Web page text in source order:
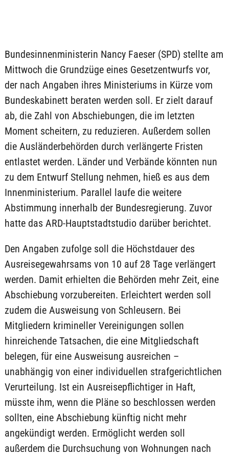
Bundesinnenministerin Nancy Faeser (SPD) stellte am
Mittwoch die Grundzüge eines Gesetzentwurfs vor,
der nach Angaben ihres Ministeriums in Kürze vom
Bundeskabinett beraten werden soll. Er zielt darauf
ab, die Zahl von Abschiebungen, die im letzten
Moment scheitern, zu reduzieren. Außerdem sollen
die Ausländerbehörden durch verlängerte Fristen
entlastet werden. Länder und Verbände könnten nun
zu dem Entwurf Stellung nehmen, hieß es aus dem
Innenministerium. Parallel laufe die weitere
Abstimmung innerhalb der Bundesregierung. Zuvor
hatte das ARD-Hauptstadtstudio darüber berichtet.
Den Angaben zufolge soll die Höchstdauer des
Ausreisegewahrsams von 10 auf 28 Tage verlängert
werden. Damit erhielten die Behörden mehr Zeit, eine
Abschiebung vorzubereiten. Erleichtert werden soll
zudem die Ausweisung von Schleusern. Bei
Mitgliedern krimineller Vereinigungen sollen
hinreichende Tatsachen, die eine Mitgliedschaft
belegen, für eine Ausweisung ausreichen –
unabhängig von einer individuellen strafgerichtlichen
Verurteilung. Ist ein Ausreisepflichtiger in Haft,
müsste ihm, wenn die Pläne so beschlossen werden
sollten, eine Abschiebung künftig nicht mehr
angekündigt werden. Ermöglicht werden soll
außerdem die Durchsuchung von Wohnungen nach